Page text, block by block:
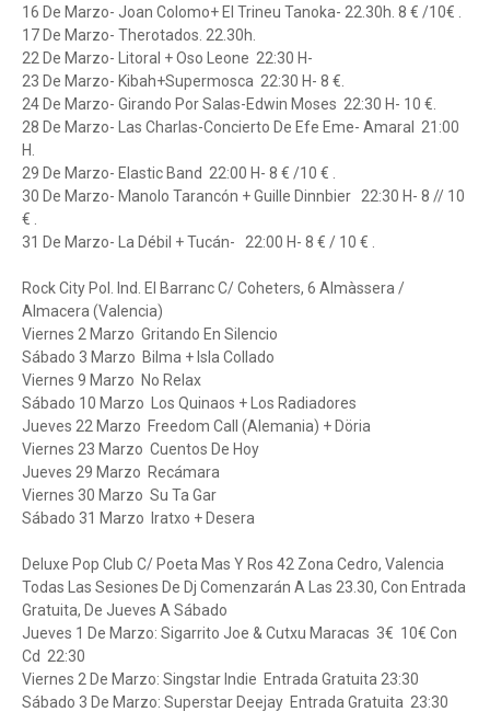
16 De Marzo- Joan Colomo+ El Trineu Tanoka- 22.30h. 8 € /10€ .
17 De Marzo- Therotados. 22.30h.
22 De Marzo- Litoral + Oso Leone 22:30 H-
23 De Marzo- Kibah+Supermosca 22:30 H- 8 €.
24 De Marzo- Girando Por Salas-Edwin Moses 22:30 H- 10 €.
28 De Marzo- Las Charlas-Concierto De Efe Eme- Amaral 21:00
H.
29 De Marzo- Elastic Band 22:00 H- 8 € /10 € .
30 De Marzo- Manolo Tarancón + Guille Dinnbier 22:30 H- 8 // 10
€ .
31 De Marzo- La Débil + Tucán- 22:00 H- 8 € / 10 € .
Rock City Pol. Ind. El Barranc C/ Coheters, 6 Almàssera /
Almacera (Valencia)
Viernes 2 Marzo Gritando En Silencio
Sábado 3 Marzo Bilma + Isla Collado
Viernes 9 Marzo No Relax
Sábado 10 Marzo Los Quinaos + Los Radiadores
Jueves 22 Marzo Freedom Call (Alemania) + Döria
Viernes 23 Marzo Cuentos De Hoy
Jueves 29 Marzo Recámara
Viernes 30 Marzo Su Ta Gar
Sábado 31 Marzo Iratxo + Desera
Deluxe Pop Club C/ Poeta Mas Y Ros 42 Zona Cedro, Valencia
Todas Las Sesiones De Dj Comenzarán A Las 23.30, Con Entrada
Gratuita, De Jueves A Sábado
Jueves 1 De Marzo: Sigarrito Joe & Cutxu Maracas 3€ 10€ Con
Cd 22:30
Viernes 2 De Marzo: Singstar Indie Entrada Gratuita 23:30
Sábado 3 De Marzo: Superstar Deejay Entrada Gratuita 23:30